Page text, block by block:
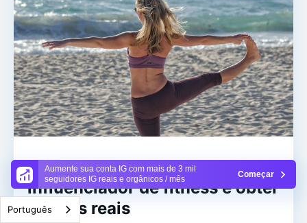
Aumente sua conta IG com mais de 3 mil
seguidores IG reais e orgânicos / mês
Começar
Como se tornar um
influenciador de fitness e obter
ganhos reais
Português